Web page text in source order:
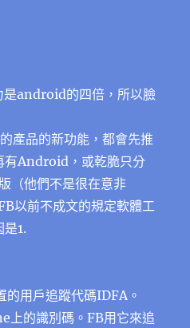
android的四倍，所以臉
產品的新功能，都會先推
有Android，或乾脆只分
（他們不是很在意非
以前不成文的規定軟體工
1.
的用戶追蹤代碼IDFA。
上的識別碼。FB用它來追